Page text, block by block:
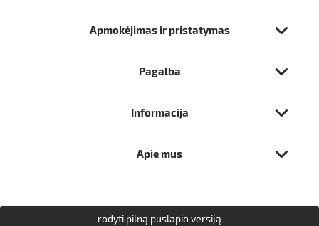
Apmokėjimas ir pristatymas
Pagalba
Informacija
Apie mus
rodyti pilną puslapio versiją